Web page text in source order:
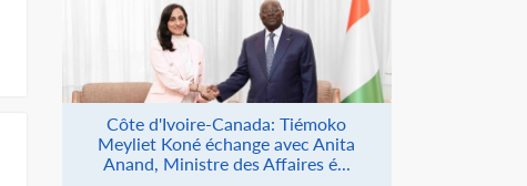
Côte d'Ivoire-Canada: Tiémoko
Meyliet Koné échange avec Anita
Anand, Ministre des Affaires é...